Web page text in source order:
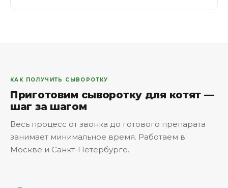
КАК ПОЛУЧИТЬ СЫВОРОТКУ
Приготовим сыворотку для котят —
шаг за шагом
Весь процесс от звонка до готового препарата
занимает минимальное время. Работаем в
Москве и Санкт-Петербурге.